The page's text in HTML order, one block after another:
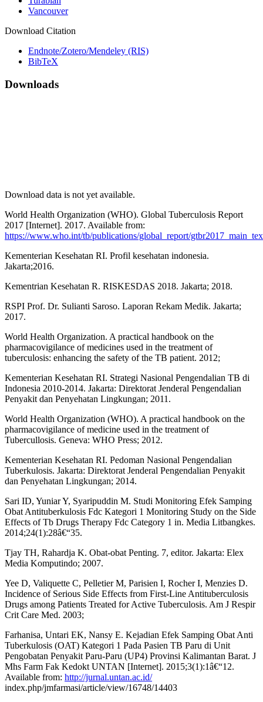
Vancouver
Download Citation
Endnote/Zotero/Mendeley (RIS)
BibTeX
Downloads
Download data is not yet available.
World Health Organization (WHO). Global Tuberculosis Report
2017 [Internet]. 2017. Available from:
https://www.who.int/tb/publications/global_report/
Kementerian Kesehatan RI. Profil kesehatan indonesia.
Jakarta;2016.
Kementrian Kesehatan R. RISKESDAS 2018. Jakarta; 2018.
RSPI Prof. Dr. Sulianti Saroso. Laporan Rekam Medik. Jakarta;
2017.
World Health Organization. A practical handbook on the
pharmacovigilance of medicines used in the treatment of
tuberculosis: enhancing the safety of the TB patient. 2012;
Kementerian Kesehatan RI. Strategi Nasional Pengendalian TB di
Indonesia 2010-2014. Jakarta: Direktorat Jenderal Pengendalian
Penyakit dan Penyehatan Lingkungan; 2011.
World Health Organization (WHO). A practical handbook on the
pharmacovigilance of medicine used in the treatment of
Tubercullosis. Geneva: WHO Press; 2012.
Kementerian Kesehatan RI. Pedoman Nasional Pengendalian
Tuberkulosis. Jakarta: Direktorat Jenderal Pengendalian Penyakit
dan Penyehatan Lingkungan; 2014.
Sari ID, Yuniar Y, Syaripuddin M. Studi Monitoring Efek Samping
Obat Antituberkulosis Fdc Kategori 1 Monitoring Study on the Side
Effects of Tb Drugs Therapy Fdc Category 1 in. Media Litbangkes.
2014;24(1):28â€“35.
Tjay TH, Rahardja K. Obat-obat Penting. 7, editor. Jakarta: Elex
Media Komputindo; 2007.
Yee D, Valiquette C, Pelletier M, Parisien I, Rocher I, Menzies D.
Incidence of Serious Side Effects from First-Line Antituberculosis
Drugs among Patients Treated for Active Tuberculosis. Am J Respir
Crit Care Med. 2003;
Farhanisa, Untari EK, Nansy E. Kejadian Efek Samping Obat Anti
Tuberkulosis (OAT) Kategori 1 Pada Pasien TB Paru di Unit
Pengobatan Penyakit Paru-Paru (UP4) Provinsi Kalimantan Barat. J
Mhs Farm Fak Kedokt UNTAN [Internet]. 2015;3(1):1â€“12.
Available from: http://jurnal.untan.ac.id/
index.php/jmfarmasi/article/view/16748/14403